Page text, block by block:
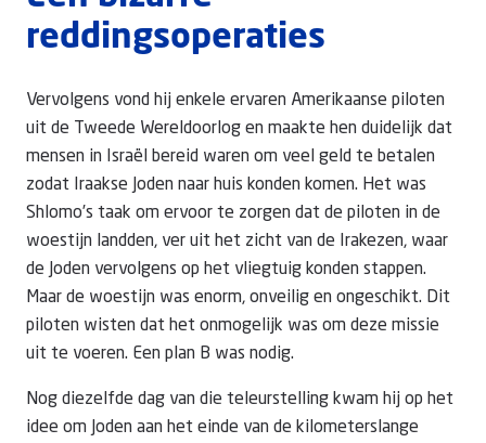
reddingsoperaties
Vervolgens vond hij enkele ervaren Amerikaanse piloten
uit de Tweede Wereldoorlog en maakte hen duidelijk dat
mensen in Israël bereid waren om veel geld te betalen
zodat Iraakse Joden naar huis konden komen. Het was
Shlomo’s taak om ervoor te zorgen dat de piloten in de
woestijn landden, ver uit het zicht van de Irakezen, waar
de Joden vervolgens op het vliegtuig konden stappen.
Maar de woestijn was enorm, onveilig en ongeschikt. Dit
piloten wisten dat het onmogelijk was om deze missie
uit te voeren. Een plan B was nodig.
Nog diezelfde dag van die teleurstelling kwam hij op het
idee om Joden aan het einde van de kilometerslange